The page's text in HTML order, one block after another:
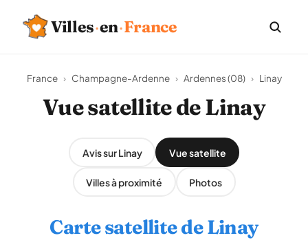
Villes·en·France
France › Champagne-Ardenne › Ardennes (08) › Linay
Vue satellite de Linay
Avis sur Linay Vue satellite
Villes à proximité Photos
Carte satellite de Linay